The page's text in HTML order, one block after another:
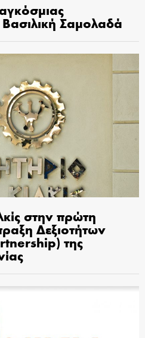
Σαμολαδά
στην πρώτη
Δεξιοτήτων
της